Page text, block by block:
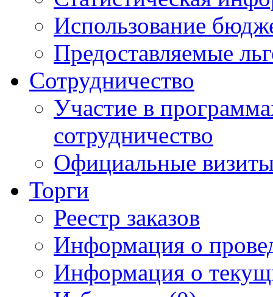
Использование
Предоставляемые
Сотрудничество
Участие в
сотрудничество
Официальные
Торги
Реестр заказов
Информация о
Информация о